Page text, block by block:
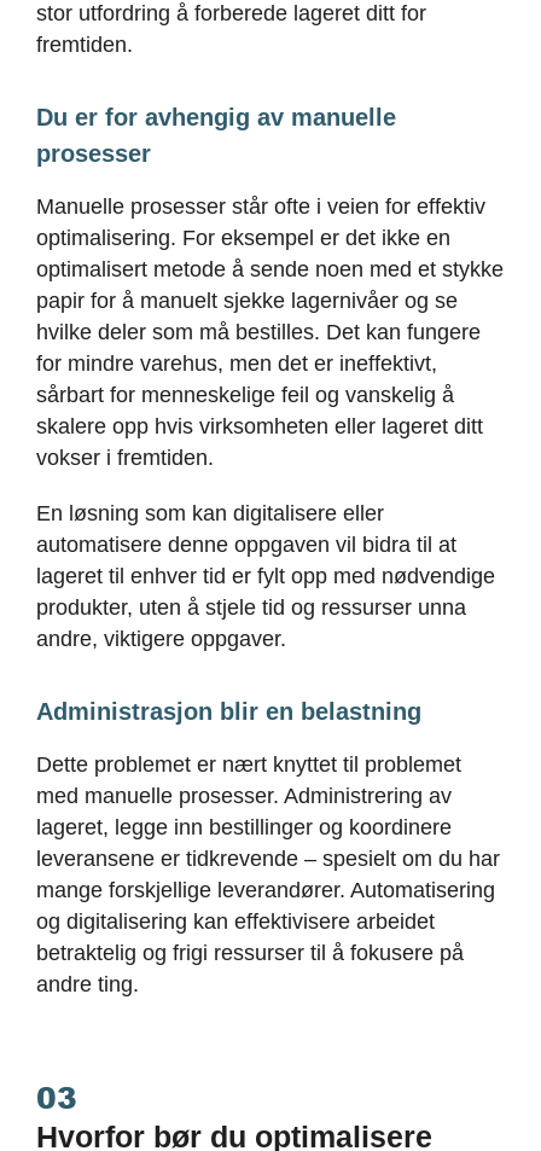
stor utfordring å forberede lageret ditt for
fremtiden.
Du er for avhengig av manuelle
prosesser
Manuelle prosesser står ofte i veien for effektiv
optimalisering. For eksempel er det ikke en
optimalisert metode å sende noen med et stykke
papir for å manuelt sjekke lagernivåer og se
hvilke deler som må bestilles. Det kan fungere
for mindre varehus, men det er ineffektivt,
sårbart for menneskelige feil og vanskelig å
skalere opp hvis virksomheten eller lageret ditt
vokser i fremtiden.
En løsning som kan digitalisere eller
automatisere denne oppgaven vil bidra til at
lageret til enhver tid er fylt opp med nødvendige
produkter, uten å stjele tid og ressurser unna
andre, viktigere oppgaver.
Administrasjon blir en belastning
Dette problemet er nært knyttet til problemet
med manuelle prosesser. Administrering av
lageret, legge inn bestillinger og koordinere
leveransene er tidkrevende – spesielt om du har
mange forskjellige leverandører. Automatisering
og digitalisering kan effektivisere arbeidet
betraktelig og frigi ressurser til å fokusere på
andre ting.
03
Hvorfor bør du optimalisere